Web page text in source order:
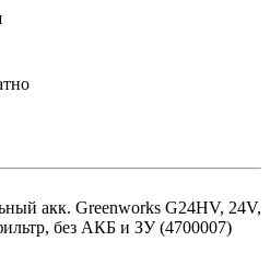
акк. Greenworks G24HV, 24V,
без АКБ и ЗУ (4700007)